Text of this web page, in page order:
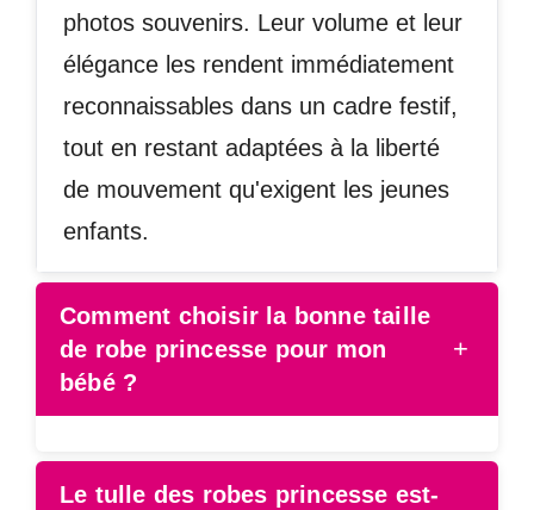
photos souvenirs. Leur volume et leur
élégance les rendent immédiatement
reconnaissables dans un cadre festif,
tout en restant adaptées à la liberté
de mouvement qu'exigent les jeunes
enfants.
Comment choisir la bonne taille
de robe princesse pour mon
bébé ?
+
Le tulle des robes princesse est-